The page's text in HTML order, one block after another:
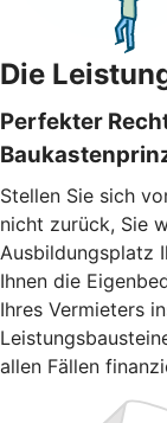
Die
Perfekter
Stellen Sie sich
nicht zurück, Sie
Ausbildungsplatz
Ihnen die
Ihres Vermieters
allen Fällen